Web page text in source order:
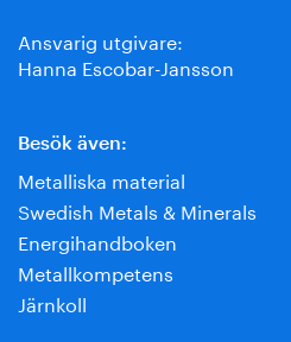
Ansvarig utgivare:
Hanna Escobar-Jansson
Besök även:
Metalliska material
Swedish Metals & Minerals
Energihandboken
Metallkompetens
Järnkoll